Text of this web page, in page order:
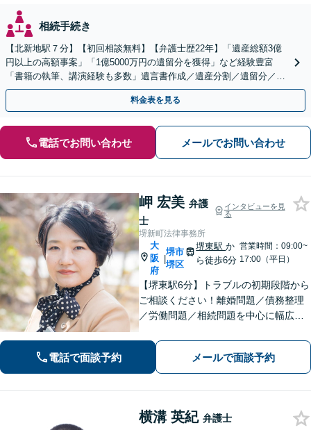
相続手続き
【北新地駅７分】【初回相談無料】【弁護士歴22年】「遺産総額3億
円以上の高額事案」「1億5000万円の遺留分を獲得」など経験豊富
「書籍の執筆、講演経験も多数」遺言書作成／遺産分割／遺留分／相
続放棄など【休日・夜間面談可】【完全個室対応】
料金表を見る
電話でお問い合わせ メールでお問い合わせ
岬 宏美 弁護
士
インタビューを見
る
堺新町法律事務所
大
阪
府
|
堺市
堺区
堺東駅か
ら徒歩6分
営業時間：09:00~
17:00（平日）
【堺東駅6分】トラブルの初期段階から
ご相談ください！離婚問題／債務整理
／労働問題／相続問題を中心に幅広く
とりに合った解決策をご提示いたしま
す【完全個室】
電話で面談予約 メールで面談予約
横溝 英紀 弁護士